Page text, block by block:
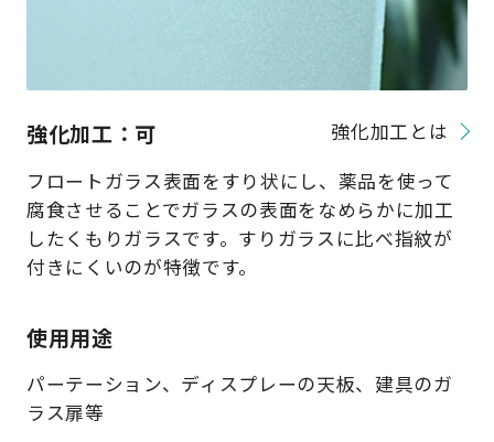
強化加工：可
強化加工とは
フロートガラス表面をすり状にし、薬品を使って
腐食させることでガラスの表面をなめらかに加工
したくもりガラスです。すりガラスに比べ指紋が
付きにくいのが特徴です。
使用用途
パーテーション、ディスプレーの天板、建具のガ
ラス扉等